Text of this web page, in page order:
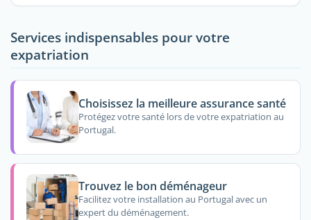
Services indispensables pour votre
expatriation
Choisissez la meilleure assurance santé
Protégez votre santé lors de votre expatriation au
Portugal.
Trouvez le bon déménageur
Facilitez votre installation au Portugal avec un
expert du déménagement.